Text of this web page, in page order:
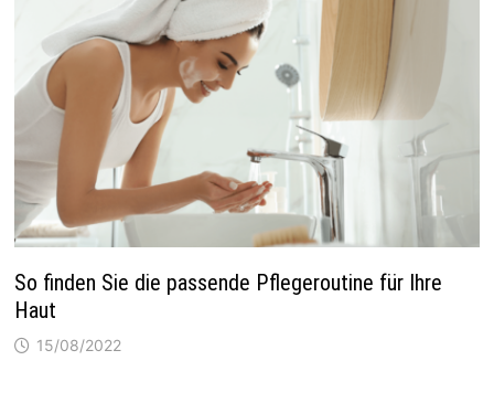
So finden Sie die passende Pflegeroutine für Ihre
Haut
15/08/2022